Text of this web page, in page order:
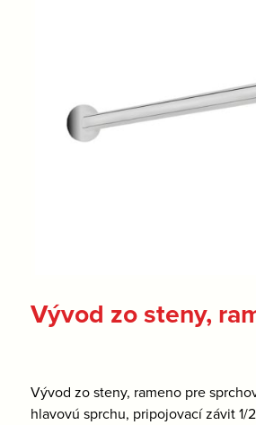
Vývod zo steny,
Vývod zo steny, rameno pre
hlavovú sprchu, pripojovací závit 1/